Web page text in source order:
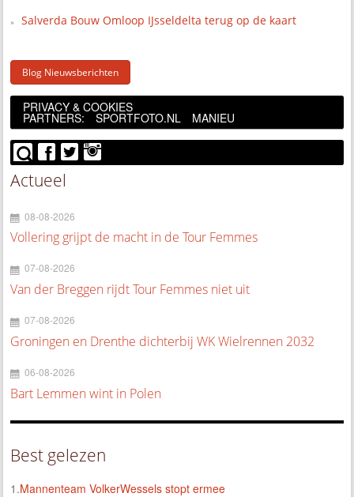
Salverda Bouw Omloop IJsseldelta terug op de kaart
Blog Nieuwsberichten
PRIVACY & COOKIES
PARTNERS: SPORTFOTO.NL MANIEU
Actueel
08-08-2026
Vollering grijpt de macht in de Tour Femmes
07-08-2026
Van der Breggen rijdt Tour Femmes niet uit
07-08-2026
Groningen en Drenthe dichterbij WK Wielrennen 2032
06-08-2026
Bart Lemmen wint in Polen
Best gelezen
1.Mannenteam VolkerWessels stopt ermee